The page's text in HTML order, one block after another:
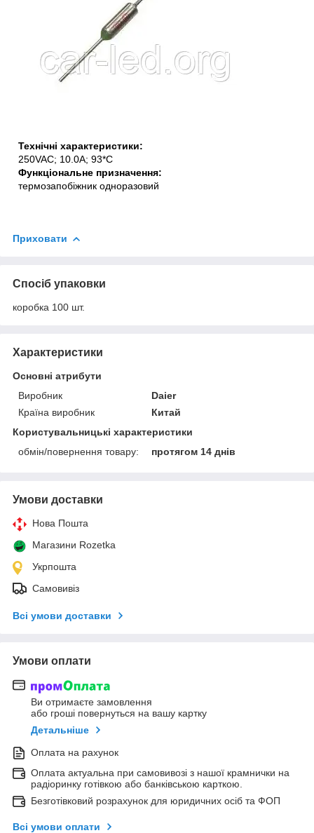
Технічні характеристики:
250VAC; 10.0A; 93*C
Функціональне призначення:
термозапобіжник одноразовий
Приховати
Спосіб упаковки
коробка 100 шт.
Характеристики
Основні атрибути
Виробник
Daier
Країна виробник
Китай
Користувальницькі характеристики
обмін/повернення товару:
протягом 14 днів
Умови доставки
Нова Пошта
Магазини Rozetka
Укрпошта
Самовивіз
Всі умови доставки
Умови оплати
Ви отримаєте замовлення
або гроші повернуться на вашу картку
Детальніше
Оплата на рахунок
Оплата актуальна при самовивозі з нашої крамнички на
радіоринку готівкою або банківською карткою.
Безготівковий розрахунок для юридичних осіб та ФОП
Всі умови оплати